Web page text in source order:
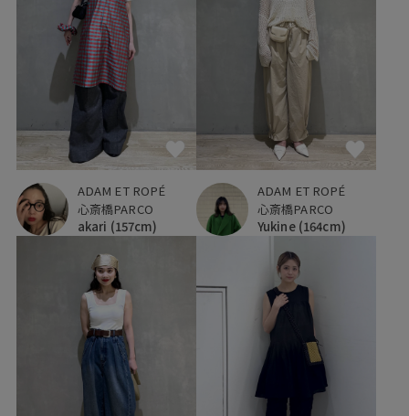
ADAM ET ROPÉ
心斎橋PARCO
akari (157cm)
ADAM ET ROPÉ
心斎橋PARCO
Yukine (164cm)